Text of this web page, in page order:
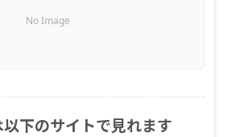
No Image
下のサイトで見れます